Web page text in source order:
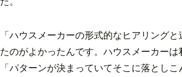
「ハウスメーカーの形式的なヒアリング
たのがよかったんです。ハウスメーカー
「パターンが決まっていてそこに落とし